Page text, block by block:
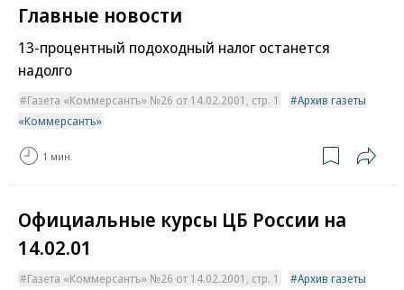
Главные новости
13-процентный подоходный налог останется
надолго
Газета «Коммерсантъ» №26 от 14.02.2001, стр. 1
Архив газеты
«Коммерсантъ»
1 мин.
Официальные курсы ЦБ России на
14.02.01
Газета «Коммерсантъ» №26 от 14.02.2001, стр. 1
Архив газеты